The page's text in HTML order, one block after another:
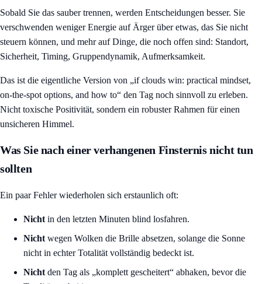
Sobald Sie das sauber trennen, werden Entscheidungen besser. Sie
verschwenden weniger Energie auf Ärger über etwas, das Sie nicht
steuern können, und mehr auf Dinge, die noch offen sind: Standort,
Sicherheit, Timing, Gruppendynamik, Aufmerksamkeit.
Das ist die eigentliche Version von „if clouds win: practical mindset,
on-the-spot options, and how to“ den Tag noch sinnvoll zu erleben.
Nicht toxische Positivität, sondern ein robuster Rahmen für einen
unsicheren Himmel.
Was Sie nach einer verhangenen Finsternis nicht tun
sollten
Ein paar Fehler wiederholen sich erstaunlich oft:
Nicht in den letzten Minuten blind losfahren.
Nicht wegen Wolken die Brille absetzen, solange die Sonne
nicht in echter Totalität vollständig bedeckt ist.
Nicht den Tag als „komplett gescheitert“ abhaken, bevor die